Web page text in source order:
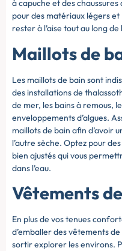
à capuche et des
pour des matériaux légers
rester à l’aise tout au long
Maillots de
Les maillots de bain sont
des installations de
de mer, les bains à remous,
enveloppements d’algues.
maillots de bain afin d’avoir
l’autre sèche. Optez pour
bien ajustés qui vous
dans l’eau.
Vêtements
En plus de vos tenues
d’emballer des vêtements
sortir explorer les environs.